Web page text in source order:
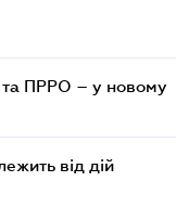
та ПРРО – у новому
від дій